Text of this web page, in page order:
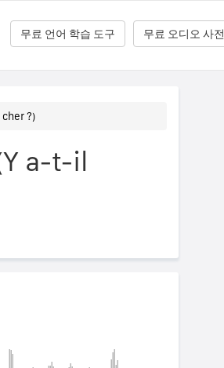
무료 오디오 사전
무료 언어 학습 도구
?)
a-t-il